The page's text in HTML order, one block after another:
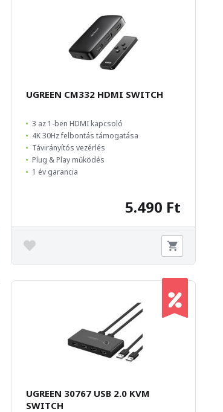
UGREEN CM332 HDMI SWITCH
3 az 1-ben HDMI kapcsoló
4K 30Hz felbontás támogatása
Távirányítós vezérlés
Plug & Play működés
1 év garancia
5.490 Ft
UGREEN 30767 USB 2.0 KVM
SWITCH